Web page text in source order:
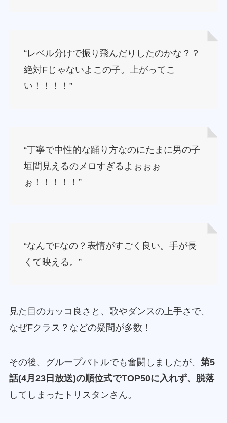
“レベル分けで振り飛んだりしたのかな？？
絶対Fじゃないよこの子。上がってこ
い！！！！”
“丁寧で中性的な踊り方なのにたまに男の子
垣間見えるのメロすぎるよぉぉぉ
ぉ！！！！！”
“なんでFなの？表情がすごく良い。手が長
くて映える。”
見た目のカッコ良さと、歌やダンスの上手さで、
なぜFクラス？などの疑問が多数！
その後、グループバトルでも奮闘しましたが、 第5
話(4月23日放送)の順位式でTOP50に入れず、脱落
してしまったトリスタンさん。